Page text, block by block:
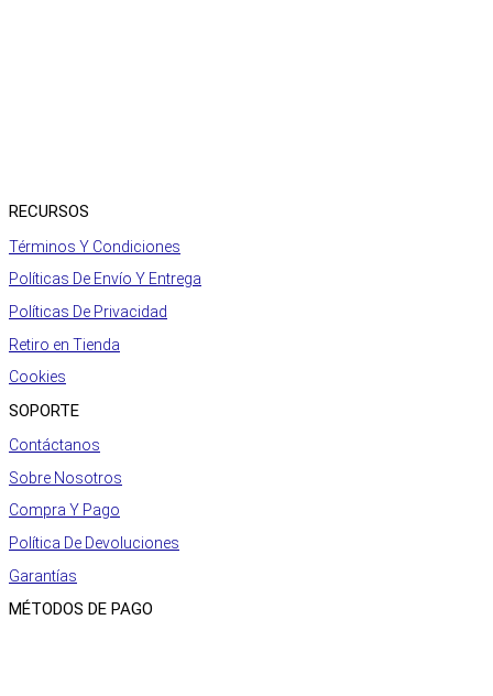
RECURSOS
Términos Y Condiciones
Políticas De Envío Y Entrega
Políticas De Privacidad
Retiro en Tienda
Cookies
SOPORTE
Contáctanos
Sobre Nosotros
Compra Y Pago
Política De Devoluciones
Garantías
MÉTODOS DE PAGO